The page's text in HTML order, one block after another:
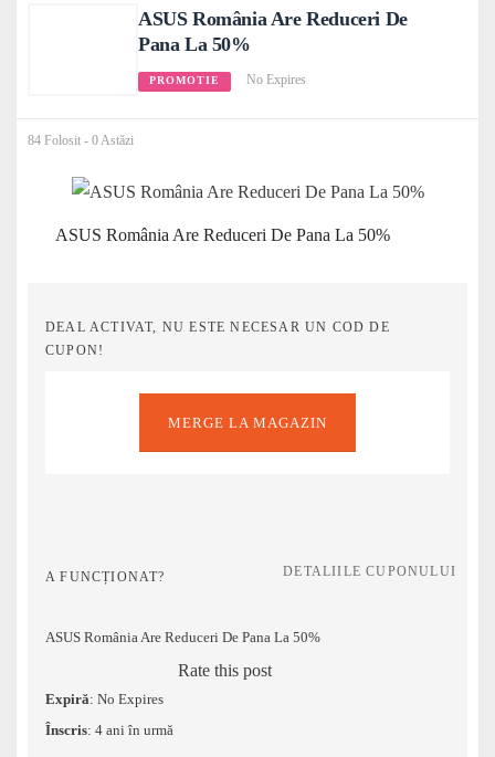
ASUS România Are Reduceri De
Pana La 50%
PROMOTIE No Expires
84 Folosit - 0 Astăzi
ASUS România Are Reduceri De Pana La 50%
DEAL ACTIVAT, NU ESTE NECESAR UN COD DE
CUPON!
MERGE LA MAGAZIN
A FUNCȚIONAT? DETALIILE CUPONULUI
ASUS România Are Reduceri De Pana La 50%
Rate this post
Expiră: No Expires
Înscris: 4 ani în urmă